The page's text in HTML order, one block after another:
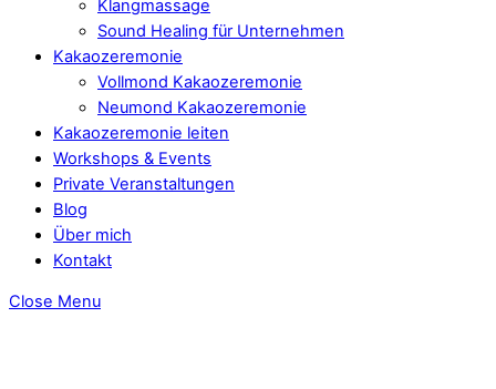
Klangmassage
Sound Healing für Unternehmen
Kakaozeremonie
Vollmond Kakaozeremonie
Neumond Kakaozeremonie
Kakaozeremonie leiten
Workshops & Events
Private Veranstaltungen
Blog
Über mich
Kontakt
Close Menu